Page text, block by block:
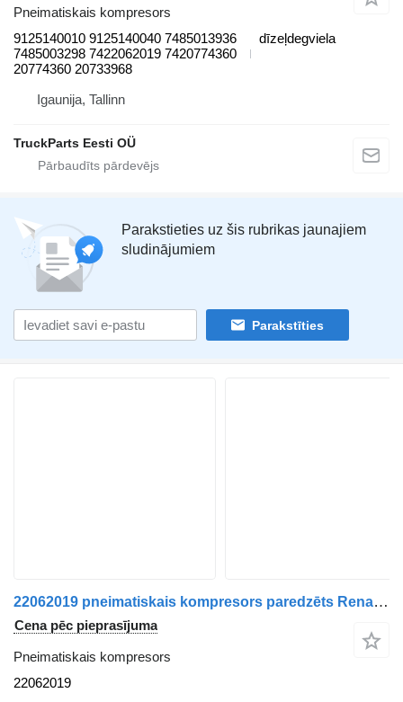
Pneimatiskais kompresors
9125140010 9125140040 7485013936
7485003298 7422062019 7420774360
20774360 20733968
dīzeļdegviela
Igaunija, Tallinn
TruckParts Eesti OÜ
Parakstieties uz šis rubrikas jaunajiem
sludinājumiem
Parakstīties
22062019 pneimatiskais kompresors paredzēts Renault MAGNUM / PREMIUM / KERAX DXi vilcēja
Cena pēc pieprasījuma
Pneimatiskais kompresors
22062019